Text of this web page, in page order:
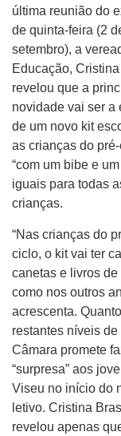
última reunião do
de quinta-feira (2
setembro), a
Educação,
revelou que a
novidade vai ser a
de um novo kit
as crianças do
“com um bibe e
iguais para todas
crianças.
“Nas crianças do
ciclo, o kit vai ter
canetas e livros de
como nos outros
acrescenta.
restantes níveis de
Câmara promete
“surpresa” aos
Viseu no início do
letivo. Cristina
revelou apenas